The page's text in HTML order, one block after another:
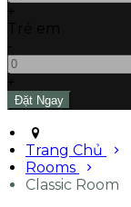
Trang Chủ
Rooms
Classic Room